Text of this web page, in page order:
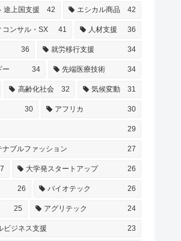
途上国支援 42 エシカル商品 42
コンサル・SX 41 人材支援 36
36 就労移行支援 34
ー 34 先端医療技術 34
高齢化社会 32 気候変動 31
30 アフリカ 30
29
ブルファッション 27
大学発スタートアップ 26
26 バイオテック 26
25 アグリテック 24
ビジネス支援 23